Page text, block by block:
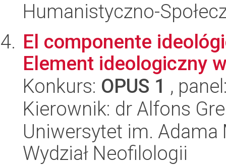
Humanistyczno-
El componente
Element ideologiczny
Konkurs: OPUS 1 ,
Kierownik: dr Alfons
Uniwersytet im.
Wydział Neofilologii